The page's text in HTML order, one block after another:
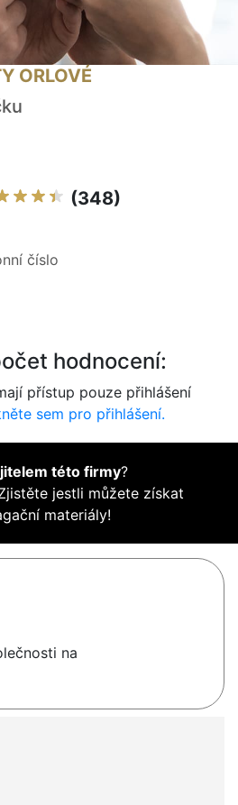
ORLOVÉ
(348)
číslo
hodnocení:
přístup pouze přihlášení
sem pro přihlášení.
této firmy?
jestli můžete získat
materiály!
na